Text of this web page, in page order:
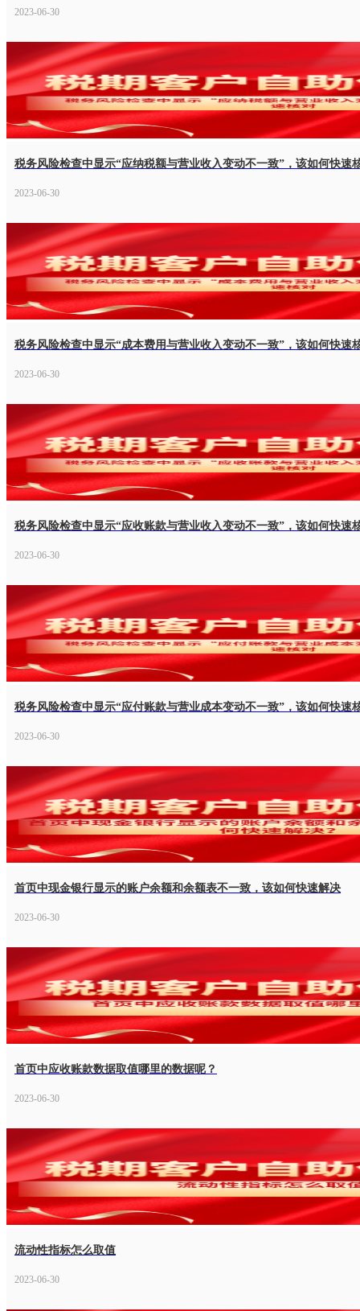
2023-06-30
税务风险检查中显示“应纳税额与营业收入变动不一致”，该如何快速
2023-06-30
税务风险检查中显示“成本费用与营业收入变动不一致”，该如何快速
2023-06-30
税务风险检查中显示“应收账款与营业收入变动不一致”，该如何快速
2023-06-30
税务风险检查中显示“应付账款与营业成本变动不一致”，该如何快速
2023-06-30
首页中现金银行显示的账户余额和余额表不一致，该如何快速解决
2023-06-30
首页中应收账款数据取值哪里的数据呢？
2023-06-30
流动性指标怎么取值
2023-06-30